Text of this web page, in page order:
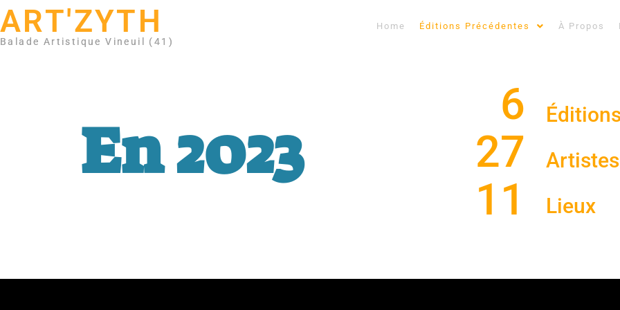
ART'ZYTH
Balade Artistique Vineuil (41)
Home Éditions Précédentes À Propos
En 2023
6
27
11
Artistes
Lieux